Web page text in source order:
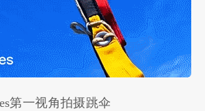
第一视角拍摄跳伞